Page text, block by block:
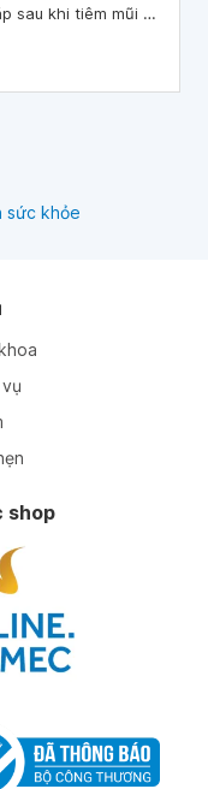
sau khi tiêm mũi 1
sức khỏe
shop